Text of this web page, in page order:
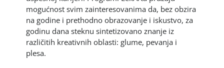
mogućnost svim zainteresovanima da, bez obzira
na godine i prethodno obrazovanje i iskustvo, za
godinu dana steknu sintetizovano znanje iz
različitih kreativnih oblasti: glume, pevanja i
plesa.